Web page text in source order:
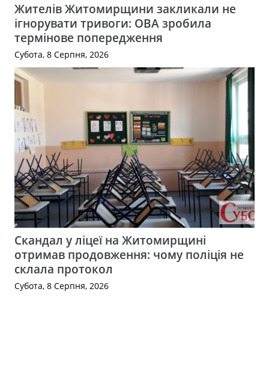
Жителів Житомирщини закликали не
ігнорувати тривоги: ОВА зробила
термінове попередження
Субота, 8 Серпня, 2026
Скандал у ліцеї на Житомирщині
отримав продовження: чому поліція не
склала протокол
Субота, 8 Серпня, 2026